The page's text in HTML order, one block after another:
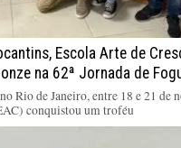
Escola Arte de
na 62ª Jornada de
Rio de Janeiro, entre 18 e 21 de
conquistou um troféu